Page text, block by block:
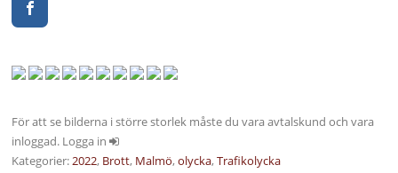
För att se bilderna i större storlek måste du vara avtalskund och vara
inloggad. Logga in
Kategorier:2022, Brott, Malmö,olycka,Trafikolycka